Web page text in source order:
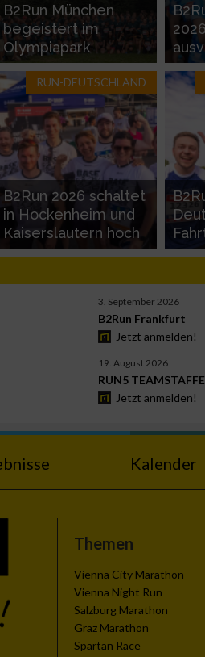
B2Run München
begeistert im
Olympiapark
RUN-DEUTSCHLAND
B2Run 2026 schaltet
in Hockenheim und
Kaiserslautern hoch
3. September 2026
B2Run Frankfurt
Jetzt anmelden!
19. August 2026
RUN5
Jetzt anmelden!
Kalender
Themen
Vienna City Marathon
Vienna Night Run
Salzburg Marathon
Graz Marathon
Spartan Race